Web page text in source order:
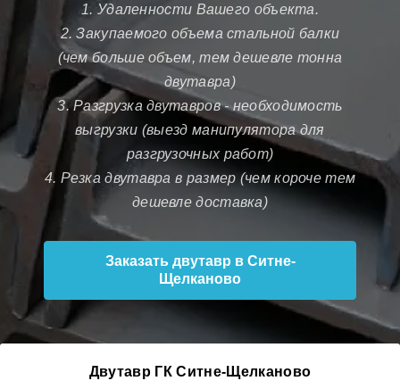
1. Удаленности Вашего объекта.
2. Закупаемого объема стальной балки
(чем больше объем, тем дешевле тонна
двутавра)
3. Разгрузка двутавров - необходимость
выгрузки (выезд манипулятора для
разгрузочных работ)
4. Резка двутавра в размер (чем короче тем
дешевле доставка)
Заказать двутавр в Ситне-
Щелканово
Двутавр ГК Ситне-Щелканово